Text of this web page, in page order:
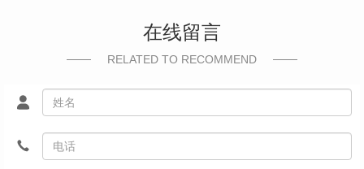
在线留言
RELATED TO RECOMMEND